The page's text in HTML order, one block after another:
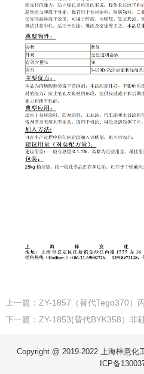
上一篇：ZY-1857（替代Tego370）
下一篇：ZY-1853(替代BYK358）非
Copyright @ 2019-2022 上海梓意化
ICP备